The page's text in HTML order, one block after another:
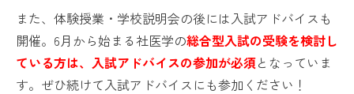
また、体験授業・学校説明会の後には入試アドバイスも
開催。6月から始まる社医学の総合型入試の受験を検討し
ている方は、入試アドバイスの参加が必須となっていま
す。ぜひ続けて入試アドバイスにも参加ください！